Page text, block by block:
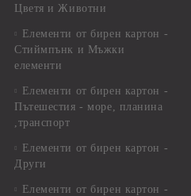
Цветя и Животни
Елементи от бирен картон -
Стиймпънк и Мъжки
елементи
Елементи от бирен картон -
Пътешестия - море, планина
,транспорт
Елементи от бирен картон -
Други
Елементи от бирен картон -